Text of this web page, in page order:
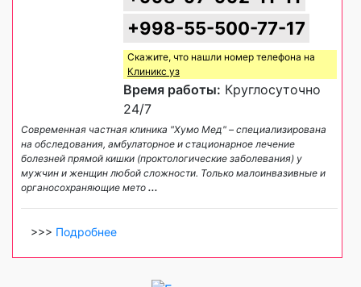
+998-55-500-77-17
Скажите, что нашли номер телефона на
Клиникс уз
Время работы: Круглосуточно
24/7
Современная частная клиника "Хумо Мед" – специализирована
на обследования, амбулаторное и стационарное лечение
болезней прямой кишки (проктологические заболевания) у
мужчин и женщин любой сложности. Только малоинвазивные и
органосохраняющие мето ...
>>> Подробнее